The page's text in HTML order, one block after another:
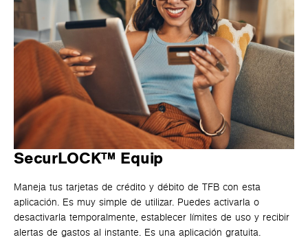
SecurLOCK™ Equip
Maneja tus tarjetas de crédito y débito de TFB con esta
aplicación. Es muy simple de utilizar. Puedes activarla o
desactivarla temporalmente, establecer límites de uso y recibir
alertas de gastos al instante. Es una aplicación gratuita.